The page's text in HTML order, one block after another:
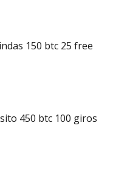
150 btc 25 free
450 btc 100 giros